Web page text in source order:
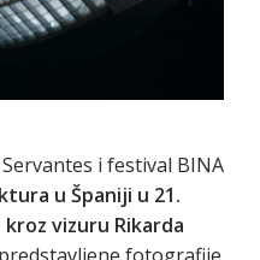
i festival BINA
u Španiji u 21.
vizuru Rikarda